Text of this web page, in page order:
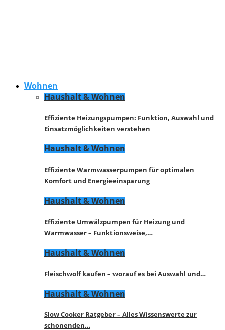
Wohnen
Haushalt & Wohnen
Effiziente Heizungspumpen: Funktion, Auswahl und
Einsatzmöglichkeiten verstehen
Haushalt & Wohnen
Effiziente Warmwasserpumpen für optimalen
Komfort und Energieeinsparung
Haushalt & Wohnen
Effiziente Umwälzpumpen für Heizung und
Warmwasser – Funktionsweise,…
Haushalt & Wohnen
Fleischwolf kaufen – worauf es bei Auswahl und…
Haushalt & Wohnen
Slow Cooker Ratgeber – Alles Wissenswerte zur
schonenden…